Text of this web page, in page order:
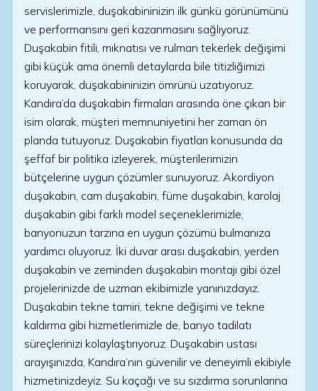
servislerimizle, duşakabininizin ilk günkü görünümünü
ve performansını geri kazanmasını sağlıyoruz.
Duşakabin fitili, mıknatısı ve rulman tekerlek değişimi
gibi küçük ama önemli detaylarda bile titizliğimizi
koruyarak, duşakabininizin ömrünü uzatıyoruz.
Kandıra’da duşakabin firmaları arasında öne çıkan bir
isim olarak, müşteri memnuniyetini her zaman ön
planda tutuyoruz. Duşakabin fiyatları konusunda da
şeffaf bir politika izleyerek, müşterilerimizin
bütçelerine uygun çözümler sunuyoruz. Akordiyon
duşakabin, cam duşakabin, füme duşakabin, karolaj
duşakabin gibi farklı model seçeneklerimizle,
banyonuzun tarzına en uygun çözümü bulmanıza
yardımcı oluyoruz. İki duvar arası duşakabin, yerden
duşakabin ve zeminden duşakabin montajı gibi özel
projelerinizde de uzman ekibimizle yanınızdayız.
Duşakabin tekne tamiri, tekne değişimi ve tekne
kaldırma gibi hizmetlerimizle de, banyo tadilatı
süreçlerinizi kolaylaştırıyoruz. Duşakabin ustası
arayışınızda, Kandıra’nın güvenilir ve deneyimli ekibiyle
hizmetinizdeyiz. Su kaçağı ve su sızdırma sorunlarına